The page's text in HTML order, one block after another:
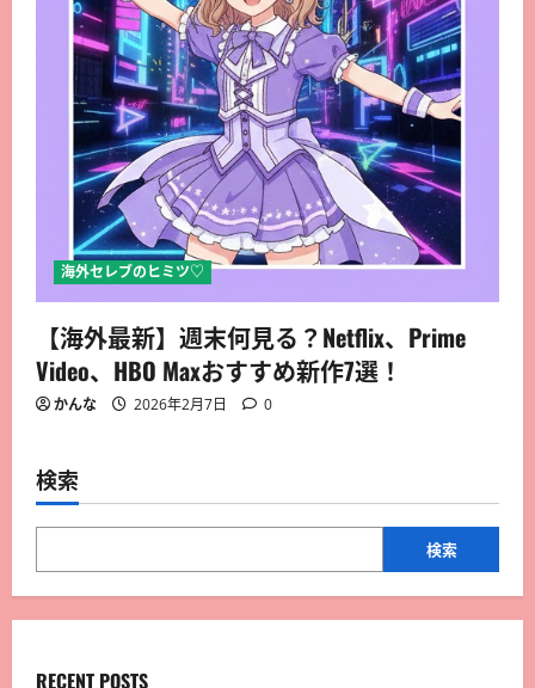
海外セレブのヒミツ♡
【海外最新】週末何見る？Netflix、Prime
Video、HBO Maxおすすめ新作7選！
かんな 2026年2月7日 0
検索
検索
RECENT POSTS